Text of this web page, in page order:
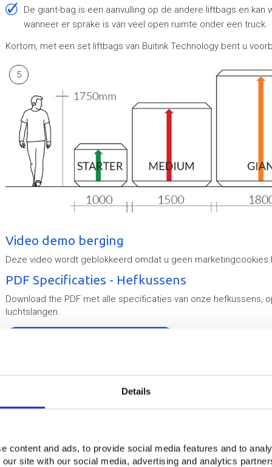
Details
content and ads, to provide social media features and to
site with our social media, advertising and analytics
De giant-bag is een aanvulling op de andere liftbags en kan
wanneer er sprake is van veel open ruimte onder een truck.
Kortom, met een set liftbags van Buitink Technology bent u
5
Video demo berging
Deze video wordt geblokkeerd omdat u geen
PDF Specificaties - Hefkussens
Download the PDF met alle specificaties van onze hefkussens,
luchtslangen.
6 7